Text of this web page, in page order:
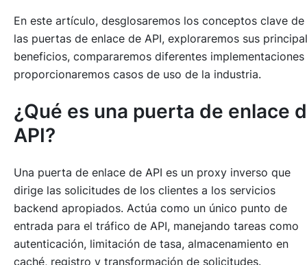
En este artículo, desglosaremos los conceptos clave de
las puertas de enlace de API, exploraremos sus
beneficios, compararemos diferentes
proporcionaremos casos de uso de la industria.
¿Qué es una puerta de enlace
API?
Una puerta de enlace de API es un proxy inverso que
dirige las solicitudes de los clientes a los servicios
backend apropiados. Actúa como un único punto de
entrada para el tráfico de API, manejando tareas como
autenticación, limitación de tasa, almacenamiento en
caché, registro y transformación de solicitudes.